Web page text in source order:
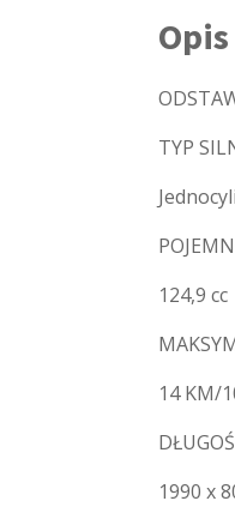
Opis
TYP
124,9 cc
14 KM/
1990 x